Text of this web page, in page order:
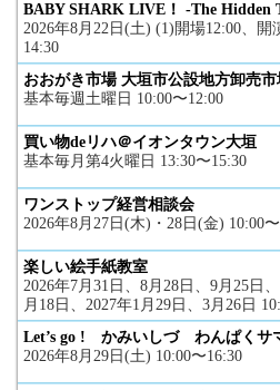
BABY SHARK LIVE！ -The Hidden
2026年8月22日(土) (1)開場12:00、開
14:30
おおがき市場 大垣市公設地方卸売
基本毎週土曜日 10:00〜12:00
買い物deリハ＠イオンタウン大垣
基本毎月第4火曜日 13:30〜15:30
ワンストップ経営相談会
2026年8月27日(木)・28日(金) 10:00
楽しい絵手紙教室
2026年7月31日、8月28日、9月25日
月18日、2027年1月29日、3月26日
Let’s go ! かみいしづ わんぱくサ
2026年8月29日(土) 10:00〜16:30